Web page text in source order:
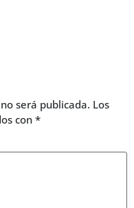
será publicada. Los
con *